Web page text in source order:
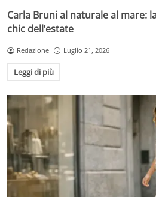
Carla Bruni al naturale al mare:
chic dell’estate
Redazione Luglio 21, 2026
Leggi di più